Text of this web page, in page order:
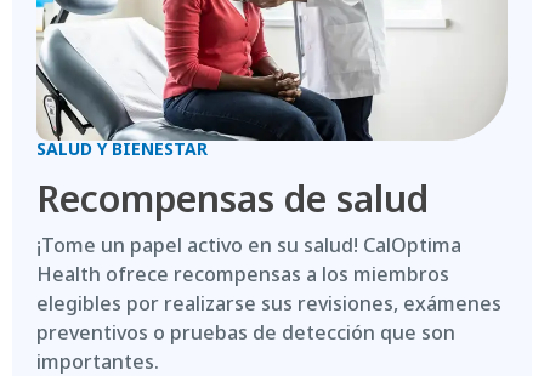
SALUD Y BIENESTAR
Recompensas de salud
¡Tome un papel activo en su salud! CalOptima
Health ofrece recompensas a los miembros
elegibles por realizarse sus revisiones, exámenes
preventivos o pruebas de detección que son
importantes.